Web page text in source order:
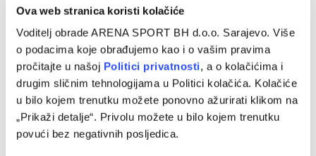
Ova web stranica koristi kolačiće
Voditelj obrade ARENA SPORT BH d.o.o. Sarajevo. Više
o podacima koje obrađujemo kao i o vašim pravima
pročitajte u našoj Politici privatnosti, a o kolačićima i
drugim sličnim tehnologijama u Politici kolačića. Kolačiće
u bilo kojem trenutku možete ponovno ažurirati klikom na
„Prikaži detalje“. Privolu možete u bilo kojem trenutku
povući bez negativnih posljedica.
Kurtinaitis objavio spisak za Tursku i BiH, Litvanci
dočekuju Zmajeve bez NBA zvijezda
08/08/2026